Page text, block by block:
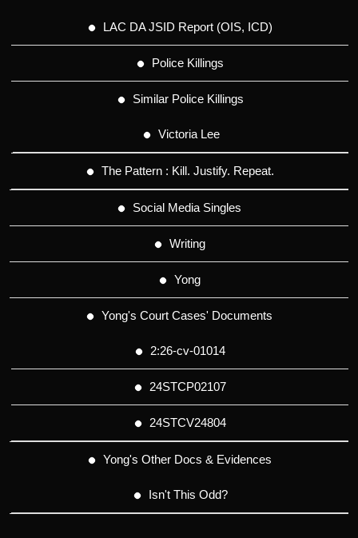
LAC DA JSID Report (OIS, ICD)
Police Killings
Similar Police Killings
Victoria Lee
The Pattern : Kill. Justify. Repeat.
Social Media Singles
Writing
Yong
Yong's Court Cases' Documents
2:26-cv-01014
24STCP02107
24STCV24804
Yong's Other Docs & Evidences
Isn't This Odd?